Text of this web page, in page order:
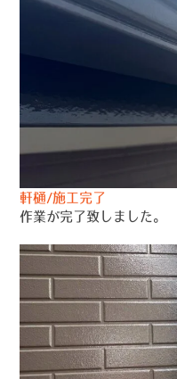
軒樋/施工完了
作業が完了致しました。